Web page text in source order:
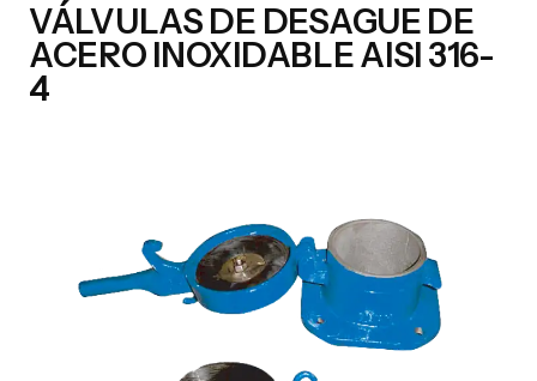
VÁLVULAS DE DESAGUE DE
ACERO INOXIDABLE AISI 316-
4